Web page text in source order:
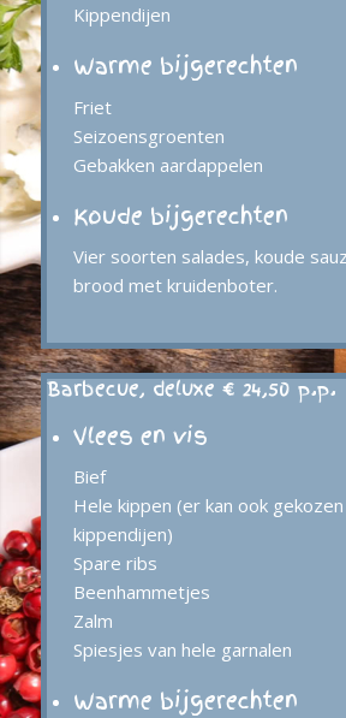
Kippendijen
Warme bijgerechten
Friet
Seizoensgroenten
Gebakken aardappelen
Koude bijgerechten
Vier soorten salades, koude
brood met kruidenboter.
Barbecue, deluxe € 24,50 p.p.
Vlees en vis
Bief
Hele kippen (er kan ook
kippendijen)
Spare ribs
Beenhammetjes
Zalm
Spiesjes van hele garnalen
Warme bijgerechten